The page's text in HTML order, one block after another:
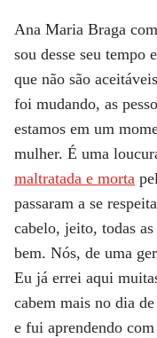
Ana Maria Braga
sou desse seu tempo
que não são
foi mudando, as
estamos em um
mulher. É uma
maltratada e morta
passaram a se
cabelo, jeito, todas
bem. Nós, de uma
Eu já errei aqui
cabem mais no dia
e fui aprendendo